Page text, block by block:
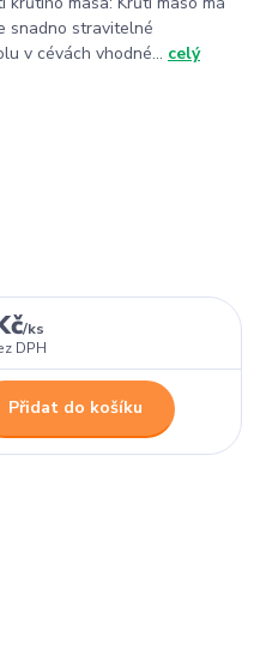
snadno stravitelné
v cévách vhodné... celý
/ks
DPH
Přidat do košíku